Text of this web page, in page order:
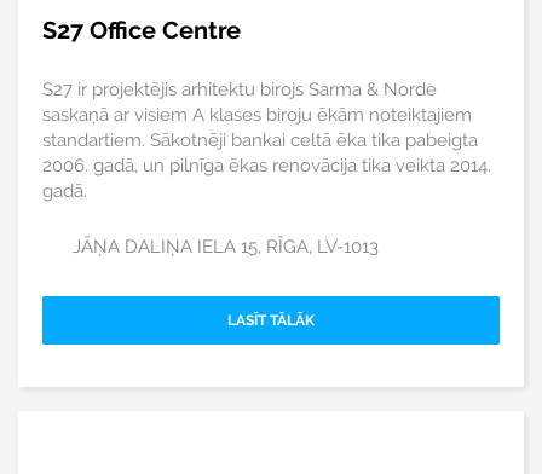
S27 Office Centre
S27 ir projektējis arhitektu birojs Sarma & Norde
saskaņā ar visiem A klases biroju ēkām noteiktajiem
standartiem. Sākotnēji bankai celtā ēka tika pabeigta
2006. gadā, un pilnīga ēkas renovācija tika veikta 2014.
gadā.
JĀŅA DALIŅA IELA 15, RĪGA, LV-1013
LASĪT TĀLĀK